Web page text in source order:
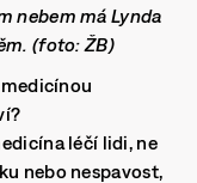
nebem má Lynda
(foto: ŽB)
léčí lidi, ne
nebo nespavost,